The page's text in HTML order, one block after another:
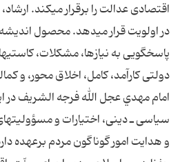
اقتصادى عدالت را برقرار مى‏كند.
در اولويت قرار مى‏دهد. محصول
پاسخگويى به نيازها، مشكلات،
دولتى كارآمد، كامل، اخلاق محور، و
امام مهدي عجل الله فرجه الشريف در
سياسى ـ دينى، اختيارات و
و هدايت امور گوناگون مردم برعهده